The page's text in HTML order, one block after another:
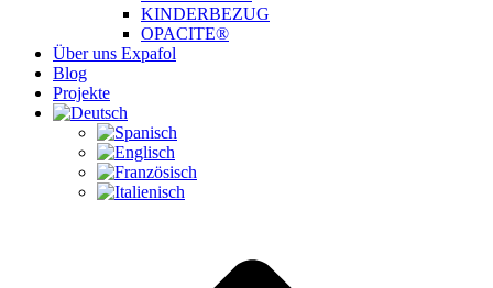
KINDERBEZUG
OPACITE®
Über uns Expafol
Blog
Projekte